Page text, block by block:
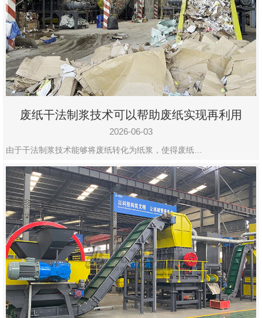
废纸干法制浆技术可以帮助废纸实现再利用
2026-06-03
由于干法制浆技术能够将废纸转化为纸浆，使得废纸…